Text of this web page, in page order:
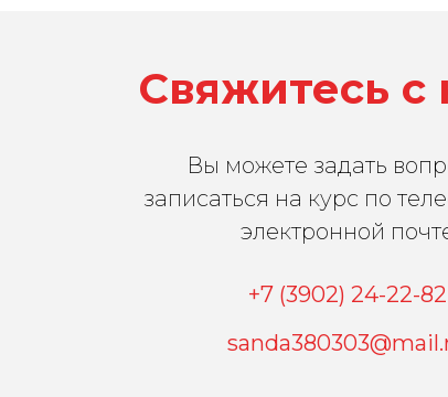
Свяжитесь с
Вы можете задать
записаться на курс по
электронной
+7 (3902) 24-22-82